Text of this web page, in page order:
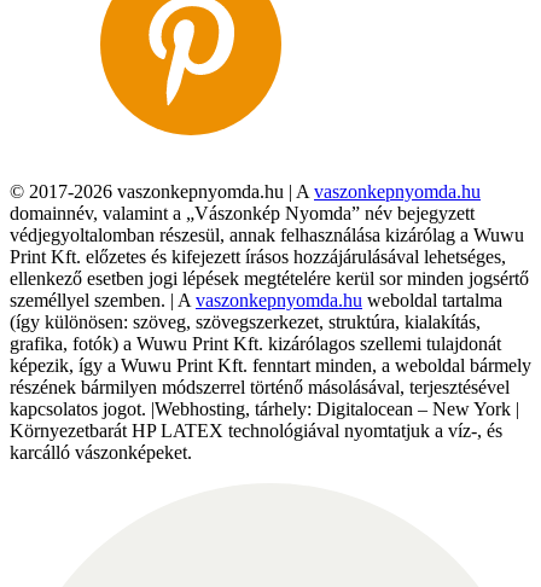
© 2017-2026 vaszonkepnyomda.hu | A vaszonkepnyomda.hu
domainnév, valamint a „Vászonkép Nyomda” név bejegyzett
védjegyoltalomban részesül, annak felhasználása kizárólag a Wuwu
Print Kft. előzetes és kifejezett írásos hozzájárulásával lehetséges,
ellenkező esetben jogi lépések megtételére kerül sor minden jogsértő
személlyel szemben. | A vaszonkepnyomda.hu weboldal tartalma
(így különösen: szöveg, szövegszerkezet, struktúra, kialakítás,
grafika, fotók) a Wuwu Print Kft. kizárólagos szellemi tulajdonát
képezik, így a Wuwu Print Kft. fenntart minden, a weboldal bármely
részének bármilyen módszerrel történő másolásával, terjesztésével
kapcsolatos jogot. |Webhosting, tárhely: Digitalocean – New York |
Környezetbarát HP LATEX technológiával nyomtatjuk a víz-, és
karcálló vászonképeket.